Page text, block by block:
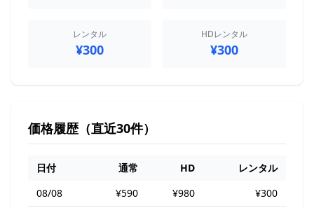
レンタル
¥300
HDレンタル
¥300
価格履歴（直近30件）
日付 通常 HD
レンタル
08/08
¥590 ¥980
¥300